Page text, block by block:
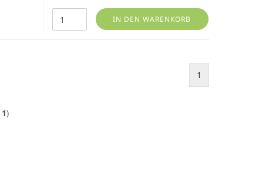
IN DEN WARENKORB
1
1)